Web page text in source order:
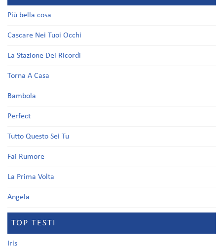
Più bella cosa
Cascare Nei Tuoi Occhi
La Stazione Dei Ricordi
Torna A Casa
Bambola
Perfect
Tutto Questo Sei Tu
Fai Rumore
La Prima Volta
Angela
TOP TESTI
Iris